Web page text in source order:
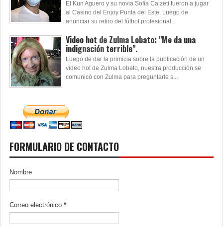
El Kun Aguero y su novia Sofía Calzeti fueron a jugar
al Casino del Enjoy Punta del Este. Luego de
anunciar su retiro del fútbol profesional...
Video hot de Zulma Lobato: "Me da una
indignación terrible".
Luego de dar la primicia sobre la publicación de un
video hot de Zulma Lobato, nuestra producción se
comunicó con Zulma para preguntarle s...
FORMULARIO DE CONTACTO
Nombre
Correo electrónico *